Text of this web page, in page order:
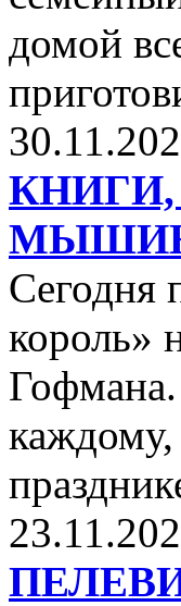
домой
Сегодня
король»
Гофмана.
каждому,